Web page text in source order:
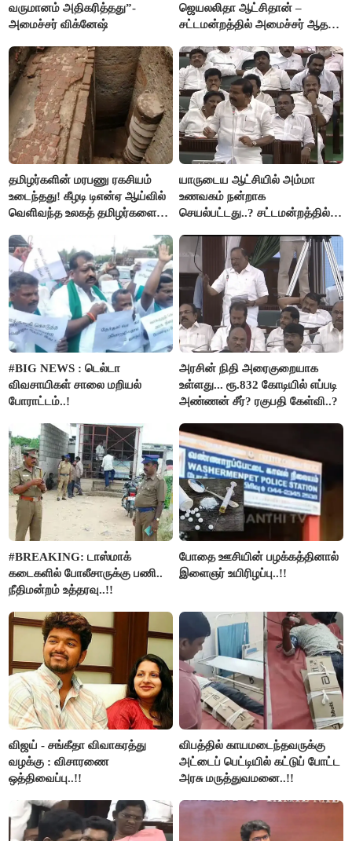
வருமானம் அதிகரித்தது”-
அமைச்சர் விக்னேஷ்
ஜெயலலிதா ஆட்சிதான் –
சட்டமன்றத்தில் அமைச்சர் ஆதவ்
தமிழர்களின் மரபணு ரகசியம்
உடைந்தது! கீழடி டிஎன்ஏ ஆய்வில்
வெளிவந்த உலகத் தமிழர்களை
யாருடைய ஆட்சியில் அம்மா
உணவகம் நன்றாக
செயல்பட்டது..? சட்டமன்றத்தில்
#BIG NEWS : டெல்டா
விவசாயிகள் சாலை மறியல்
போராட்டம்..!
அரசின் நிதி அரைகுறையாக
உள்ளது... ரூ.832 கோடியில் எப்படி
அண்ணன் சீர்? ரகுபதி கேள்வி..?
#BREAKING: டாஸ்மாக்
கடைகளில் போலீசாருக்கு பணி..
நீதிமன்றம் உத்தரவு..!!
போதை ஊசியின் பழக்கத்தினால்
இளைஞர் உயிரிழப்பு..!!
விஜய் - சங்கீதா விவாகரத்து
வழக்கு : விசாரணை
ஒத்திவைப்பு..!!
விபத்தில் காயமடைந்தவருக்கு
அட்டைப் பெட்டியில் கட்டுப் போட்ட
அரசு மருத்துவமனை..!!